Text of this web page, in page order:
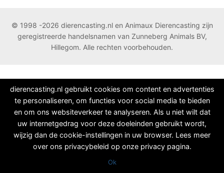
© 1998 -2026 dierencasting.nl en Animaux Dierencasting zijn
geregistreerde handelsnamen van Zunneberg Animals BV,
Hillegom. Alle rechten voorbehouden.
dierencasting.nl gebruikt cookies om content en advertenties
te personaliseren, om functies voor social media te bieden
en om ons websiteverkeer te analyseren. Als u niet wilt dat
uw internetgedrag voor deze doeleinden gebruikt wordt,
wijzig dan de cookie-instellingen in uw browser. Lees meer
over ons privacybeleid op onze privacy pagina.
Ok